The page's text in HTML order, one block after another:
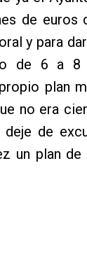
de euros
y para
de 6 a 8
plan
no era
de
un plan de